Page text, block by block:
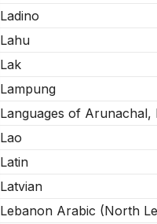
Ladino
Lahu
Lak
Lampung
Languages of Arunachal,
Lao
Latin
Latvian
Lebanon Arabic (North